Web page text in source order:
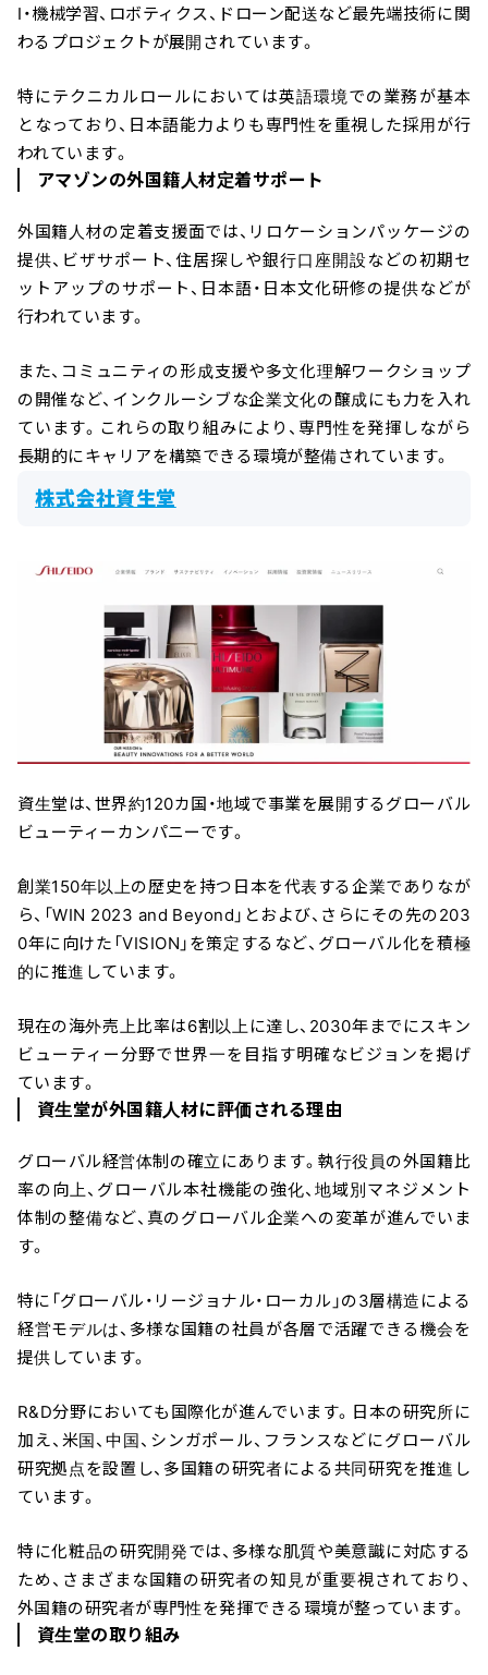
I・機械学習、ロボティクス、ドローン配送など最先端技術に関
わるプロジェクトが展開されています。
特にテクニカルロールにおいては英語環境での業務が基本
となっており、日本語能力よりも専門性を重視した採用が行
われています。
アマゾンの外国籍人材定着サポート
外国籍人材の定着支援面では、リロケーションパッケージの
提供、ビザサポート、住居探しや銀行口座開設などの初期セ
ットアップのサポート、日本語・日本文化研修の提供などが
行われています。
また、コミュニティの形成支援や多文化理解ワークショップ
の開催など、インクルーシブな企業文化の醸成にも力を入れ
ています。これらの取り組みにより、専門性を発揮しながら
長期的にキャリアを構築できる環境が整備されています。
株式会社資生堂
資生堂は、世界約120カ国・地域で事業を展開するグローバル
ビューティーカンパニーです。
創業150年以上の歴史を持つ日本を代表する企業でありなが
ら、「WIN 2023 and Beyond」とおよび、さらにその先の203
0年に向けた「VISION」を策定するなど、グローバル化を積極
的に推進しています。
現在の海外売上比率は6割以上に達し、2030年までにスキン
ビューティー分野で世界一を目指す明確なビジョンを掲げ
ています。
資生堂が外国籍人材に評価される理由
グローバル経営体制の確立にあります。執行役員の外国籍比
率の向上、グローバル本社機能の強化、地域別マネジメント
体制の整備など、真のグローバル企業への変革が進んでいま
す。
特に「グローバル・リージョナル・ローカル」の3層構造による
経営モデルは、多様な国籍の社員が各層で活躍できる機会を
提供しています。
R&D分野においても国際化が進んでいます。日本の研究所に
加え、米国、中国、シンガポール、フランスなどにグローバル
研究拠点を設置し、多国籍の研究者による共同研究を推進し
ています。
特に化粧品の研究開発では、多様な肌質や美意識に対応する
ため、さまざまな国籍の研究者の知見が重要視されており、
外国籍の研究者が専門性を発揮できる環境が整っています。
資生堂の取り組み